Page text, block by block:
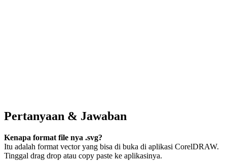
Pertanyaan & Jawaban
Kenapa format file nya .svg?
Itu adalah format vector yang bisa di buka di aplikasi CorelDRAW.
Tinggal drag drop atau copy paste ke aplikasinya.